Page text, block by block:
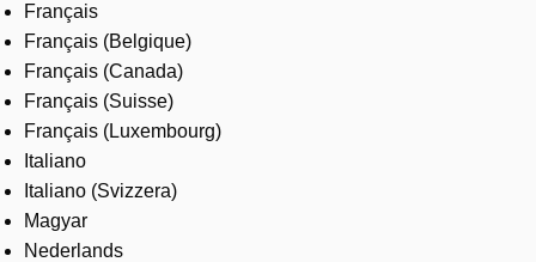
Français
Français (Belgique)
Français (Canada)
Français (Suisse)
Français (Luxembourg)
Italiano
Italiano (Svizzera)
Magyar
Nederlands